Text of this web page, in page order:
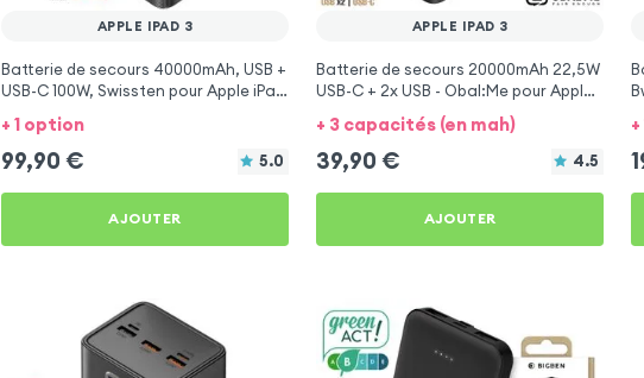
APPLE IPAD 3
Batterie de secours 40000mAh, USB +
USB-C 100W, Swissten pour Apple iPad
+ 1 option
99,90 € 5.0
AJOUTER
APPLE IPAD 3
Batterie de secours 20000mAh 22,5W
USB-C + 2x USB - Obal:Me pour Apple
+ 3 capacités (en mah)
39,90 € 4.5
AJOUTER